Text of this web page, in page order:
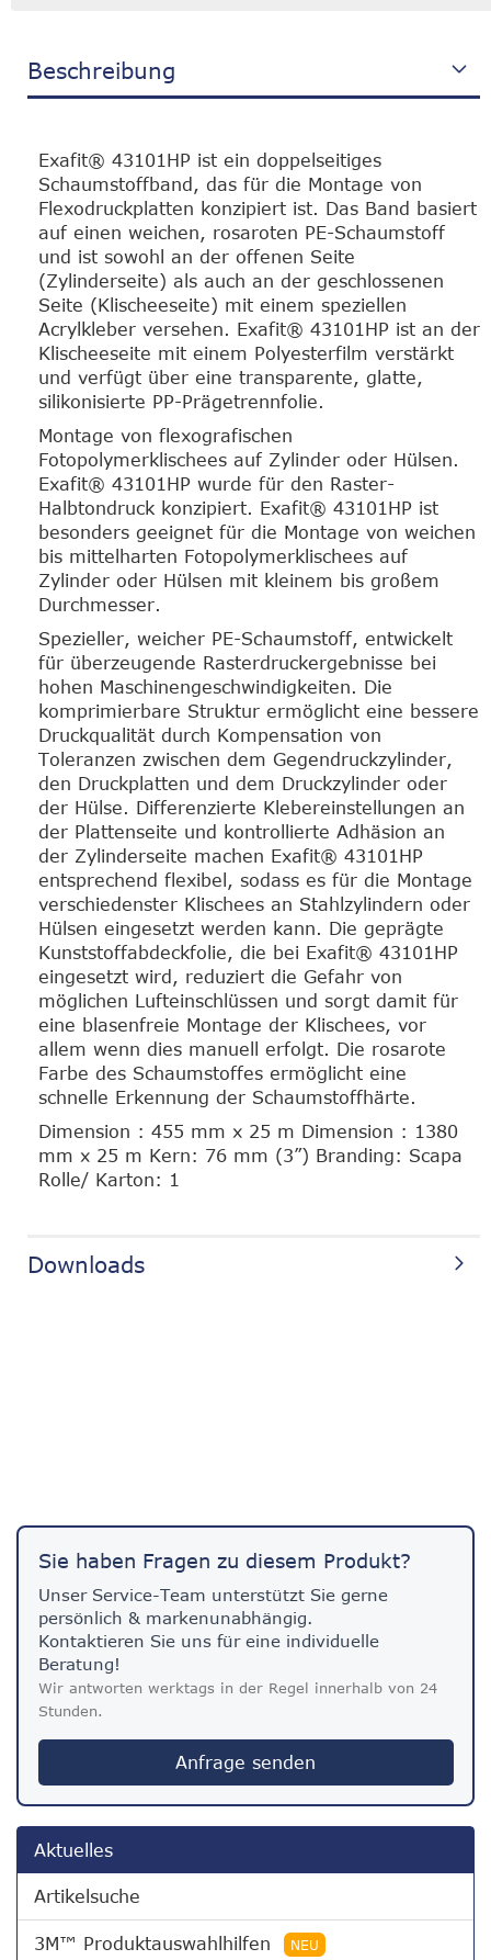
Beschreibung
Exafit® 43101HP ist ein doppelseitiges
Schaumstoffband, das für die Montage von
Flexodruckplatten konzipiert ist. Das Band basiert
auf einen weichen, rosaroten PE-Schaumstoff
und ist sowohl an der offenen Seite
(Zylinderseite) als auch an der geschlossenen
Seite (Klischeeseite) mit einem speziellen
Acrylkleber versehen. Exafit® 43101HP ist an der
Klischeeseite mit einem Polyesterfilm verstärkt
und verfügt über eine transparente, glatte,
silikonisierte PP-Prägetrennfolie.
Montage von flexografischen
Fotopolymerklischees auf Zylinder oder Hülsen.
Exafit® 43101HP wurde für den Raster-
Halbtondruck konzipiert. Exafit® 43101HP ist
besonders geeignet für die Montage von weichen
bis mittelharten Fotopolymerklischees auf
Zylinder oder Hülsen mit kleinem bis großem
Durchmesser.
Spezieller, weicher PE-Schaumstoff, entwickelt
für überzeugende Rasterdruckergebnisse bei
hohen Maschinengeschwindigkeiten. Die
komprimierbare Struktur ermöglicht eine bessere
Druckqualität durch Kompensation von
Toleranzen zwischen dem Gegendruckzylinder,
den Druckplatten und dem Druckzylinder oder
der Hülse. Differenzierte Klebereinstellungen an
der Plattenseite und kontrollierte Adhäsion an
der Zylinderseite machen Exafit® 43101HP
entsprechend flexibel, sodass es für die Montage
verschiedenster Klischees an Stahlzylindern oder
Hülsen eingesetzt werden kann. Die geprägte
Kunststoffabdeckfolie, die bei Exafit® 43101HP
eingesetzt wird, reduziert die Gefahr von
möglichen Lufteinschlüssen und sorgt damit für
eine blasenfreie Montage der Klischees, vor
allem wenn dies manuell erfolgt. Die rosarote
Farbe des Schaumstoffes ermöglicht eine
schnelle Erkennung der Schaumstoffhärte.
Dimension : 455 mm x 25 m Dimension : 1380
mm x 25 m Kern: 76 mm (3”) Branding: Scapa
Rolle/ Karton: 1
Downloads
Sie haben Fragen zu diesem Produkt?
Unser Service-Team unterstützt Sie gerne
persönlich & markenunabhängig.
Kontaktieren Sie uns für eine individuelle
Beratung!
Wir antworten werktags in der Regel innerhalb von 24
Stunden.
Anfrage senden
Aktuelles
Artikelsuche
3M™ Produktauswahlhilfen NEU